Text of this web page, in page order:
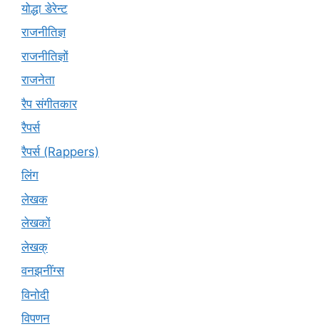
योद्धा डेरेन्ट
राजनीतिज्ञ
राजनीतिज्ञों
राजनेता
रैप संगीतकार
रैपर्स
रैपर्स (Rappers)
लिंग
लेखक
लेखकों
लेखक्
वनझनींग्स
विनोदी
विपणन